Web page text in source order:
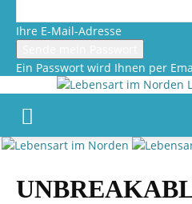
Ihre E-Mail-Adresse
Ein Passwort wird Ihnen per